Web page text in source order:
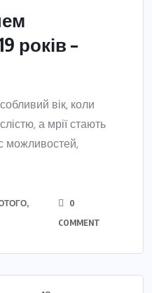
років –
вік, коли
а мрії стають
можливостей,
0
COMMENT